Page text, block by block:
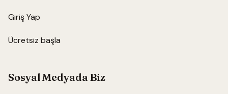
Giriş Yap
Ücretsiz başla
Sosyal Medyada Biz